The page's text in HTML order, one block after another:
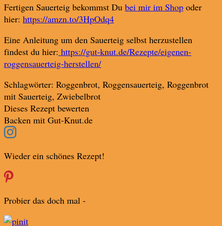
Fertigen Sauerteig bekommst Du bei mir im Shop oder
hier: https://amzn.to/3HpOdq4
Eine Anleitung um den Sauerteig selbst herzustellen
findest du hier: https://gut-knut.de/Rezepte/eigenen-
roggensauerteig-herstellen/
Schlagwörter: Roggenbrot, Roggensauerteig, Roggenbrot
mit Sauerteig, Zwiebelbrot
Dieses Rezept bewerten
Backen mit Gut-Knut.de
Wieder ein schönes Rezept!
Probier das doch mal -